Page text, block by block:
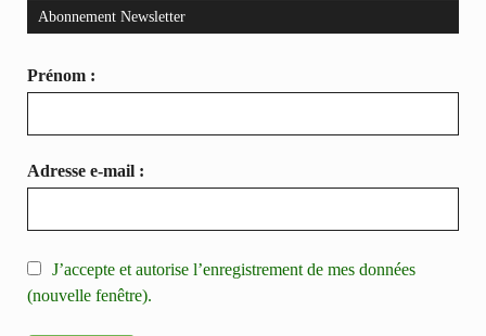
Abonnement Newsletter
Prénom :
Adresse e-mail :
J’accepte et autorise l’enregistrement de mes données
(nouvelle fenêtre).